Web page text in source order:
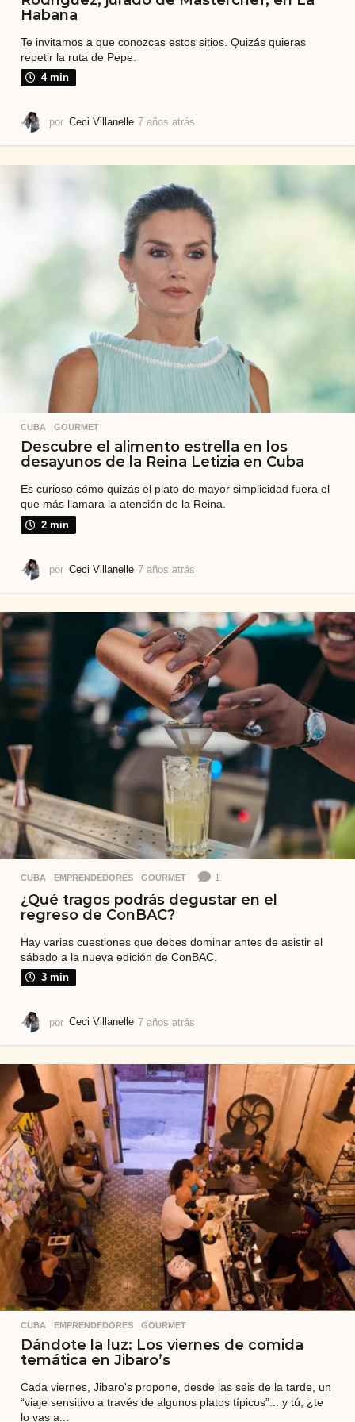
Habana
Te invitamos a que conozcas estos sitios. Quizás quieras
repetir la ruta de Pepe.
4 min
por Ceci Villanelle 7 años atrás
o
a
t
á
s
CUBA ,GOURMET
Descubre el alimento estrella en los
desayunos de la Reina Letizia en Cuba
Es curioso cómo quizás el plato de mayor simplicidad fuera el
que más llamara la atención de la Reina.
2 min
por Ceci Villanelle 7 años atrás
o
s
a
t
r
á
s
CUBA ,EMPRENDEDORES ,GOURMET 1
¿Qué tragos podrás degustar en el
regreso de ConBAC?
Hay varias cuestiones que debes dominar antes de asistir el
sábado a la nueva edición de ConBAC.
3 min
por Ceci Villanelle 7 años atrás
o
s
a
á
s
CUBA ,EMPRENDEDORES ,GOURMET
Dándote la luz: Los viernes de comida
temática en Jibaro’s
Cada viernes, Jibaro's propone, desde las seis de la tarde, un
“viaje sensitivo a través de algunos platos típicos”... y tú, ¿te
lo vas a...